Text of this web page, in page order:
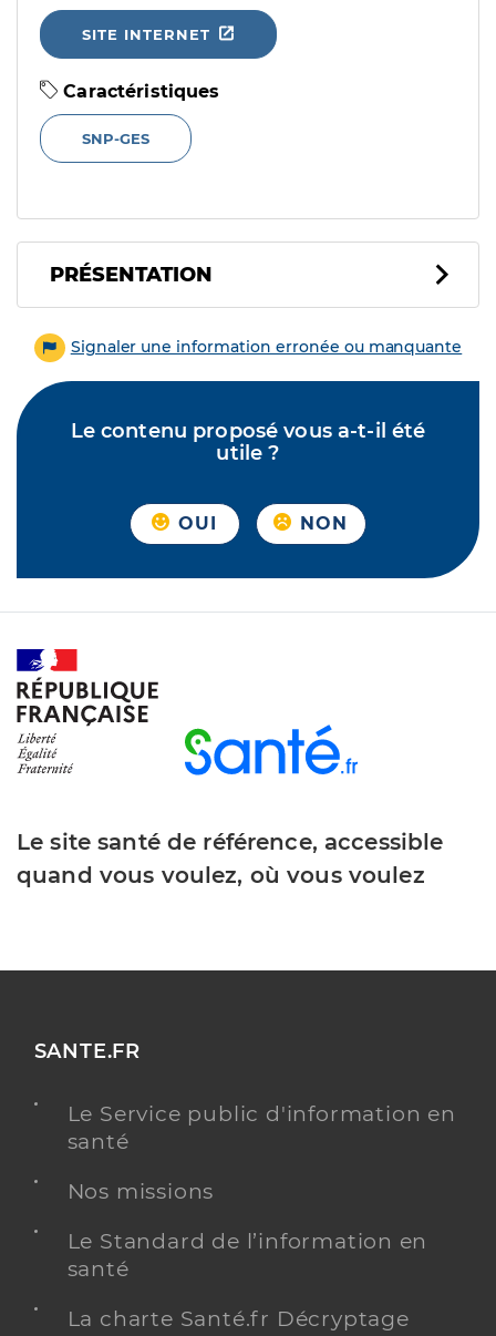
SITE INTERNET
Caractéristiques
SNP-GES
PRÉSENTATION
Signaler une information erronée ou manquante
Le contenu proposé vous a-t-il été
utile ?
OUI NON
Le site santé de référence, accessible
quand vous voulez, où vous voulez
SANTE.FR
Le Service public d'information en
santé
Nos missions
Le Standard de l’information en
santé
La charte Santé.fr Décryptage